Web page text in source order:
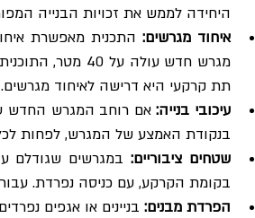
היחידה לממש את זכויות הבנייה
איחוד מגרשים:
תת קרקעי היא דרישה לאיחוד מגרשים.
עיכובי בנייה:
בנקודת האמצע של המגרש, לפחות
שטחים ציבוריים:
בקומת הקרקע, עם כניסה נפרדת. עבור גני
הפרדת מבנים: בניינים או אגפים